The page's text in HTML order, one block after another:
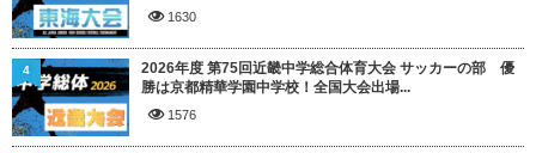
1630
2026年度 第75回近畿中学総合体育大会 サッカーの部 優
勝は京都精華学園中学校！全国大会出場...
1576
4